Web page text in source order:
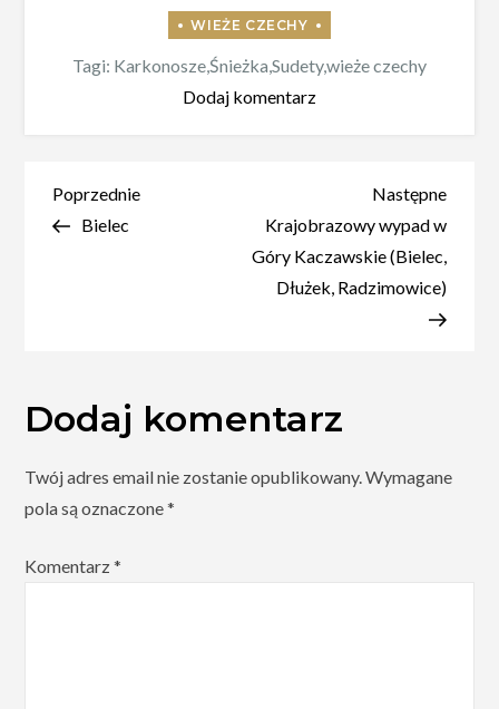
Tagi: Karkonosze Śnieżka Sudety,wieże czechy
Dodaj komentarzdo
Śnieżce
Nawigacja
wpisu
Poprzedni
wpis
Poprzednie
Bielec
wpis
Następne
Krajobrazowy wypad w
Góry Kaczawskie (Bielec,
Dłużek, Radzimowice)
Dodaj komentarz
Twój adres email nie zostanie opublikowany. Wymagane
pola są oznaczone*
Komentarz*